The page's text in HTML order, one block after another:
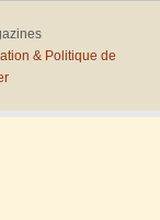
& Politique de